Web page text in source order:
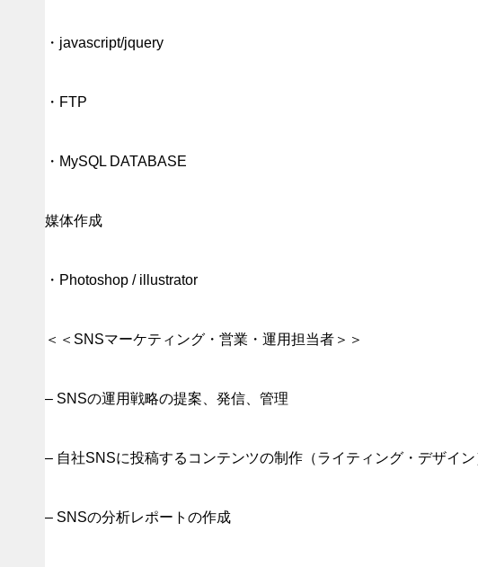
・javascript/jquery
・FTP
・MySQL DATABASE
媒体作成
・Photoshop / illustrator
＜＜SNSマーケティング・営業・運用担当者＞＞
– SNSの運用戦略の提案、発信、管理
– 自社SNSに投稿するコンテンツの制作（ライティング・デザイン
– SNSの分析レポートの作成